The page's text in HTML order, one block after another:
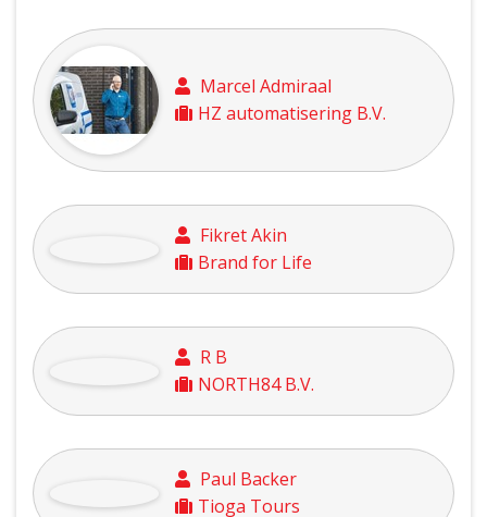
Marcel Admiraal
HZ automatisering B.V.
Fikret Akin
Brand for Life